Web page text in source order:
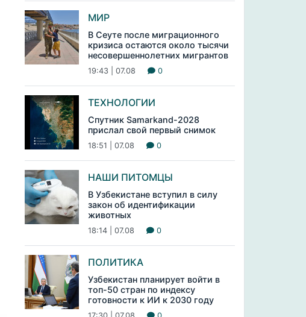
МИР
В Сеуте после миграционного
кризиса остаются около тысячи
несовершеннолетних мигрантов
19:43 | 07.08 0
ТЕХНОЛОГИИ
Спутник Samarkand-2028
прислал свой первый снимок
18:51 | 07.08 0
НАШИ ПИТОМЦЫ
В Узбекистане вступил в силу
закон об идентификации
животных
18:14 | 07.08 0
ПОЛИТИКА
Узбекистан планирует войти в
топ-50 стран по индексу
готовности к ИИ к 2030 году